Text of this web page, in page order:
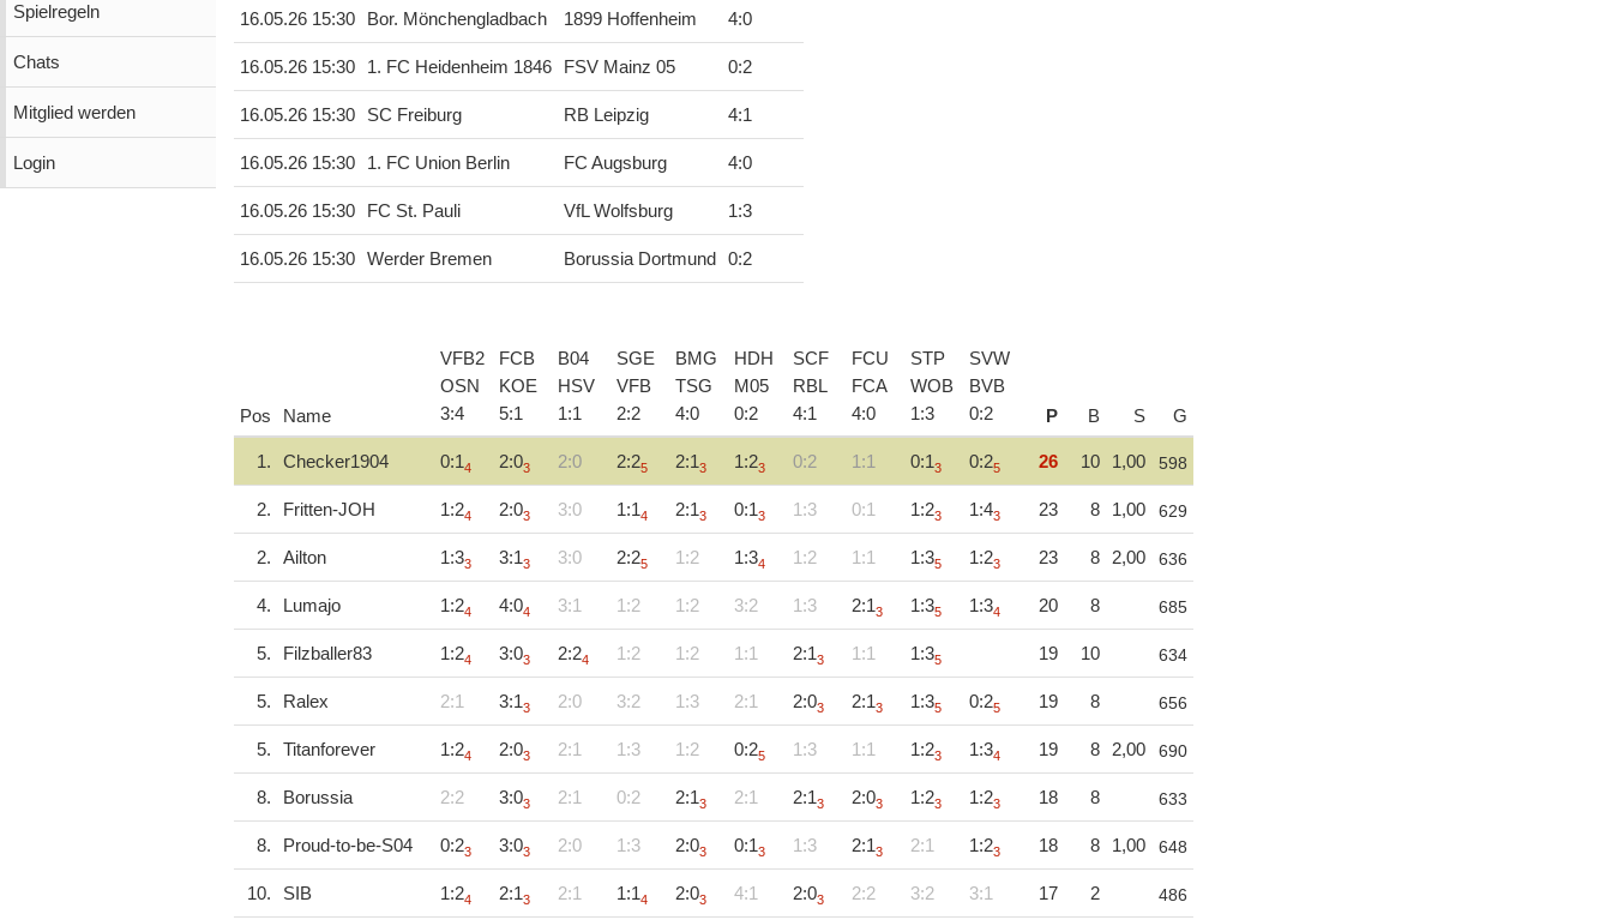
Spielregeln
Chats
Mitglied werden
Login
16.05.26 15:30 Bor. Mönchengladbach 1899 Hoffenheim 4:0
16.05.26 15:30 1. FC Heidenheim 1846 FSV Mainz 05 0:2
16.05.26 15:30 SC Freiburg RB Leipzig 4:1
16.05.26 15:30 1. FC Union Berlin FC Augsburg 4:0
16.05.26 15:30 FC St. Pauli VfL Wolfsburg 1:3
16.05.26 15:30 Werder Bremen Borussia Dortmund 0:2
Pos Name
VFB2
OSN
3:4
FCB
KOE
5:1
B04
HSV
1:1
SGE
VFB
2:2
BMG
TSG
4:0
HDH
M05
0:2
SCF
RBL
4:1
FCU
FCA
4:0
STP
WOB
1:3
SVW
BVB
0:2 P B S G
1. Checker1904 0:14 2:03 2:0 2:25 2:13 1:23 0:2 1:1 0:13 0:25 26 10 1,00 598
2. Fritten-JOH 1:24 2:03 3:0 1:14 2:13 0:13 1:3 0:1 1:23 1:43 23 8 1,00 629
2. Ailton 1:33 3:13 3:0 2:25 1:2 1:34 1:2 1:1 1:35 1:23 23 8 2,00 636
4. Lumajo 1:24 4:04 3:1 1:2 1:2 3:2 1:3 2:13 1:35 1:34 20 8 685
5. Filzballer83 1:24 3:03 2:24 1:2 1:2 1:1 2:13 1:1 1:35 19 10 634
5. Ralex 2:1 3:13 2:0 3:2 1:3 2:1 2:03 2:13 1:35 0:25 19 8 656
5. Titanforever 1:24 2:03 2:1 1:3 1:2 0:25 1:3 1:1 1:23 1:34 19 8 2,00 690
8. Borussia 2:2 3:03 2:1 0:2 2:13 2:1 2:13 2:03 1:23 1:23 18 8 633
8. Proud-to-be-S04 0:23 3:03 2:0 1:3 2:03 0:13 1:3 2:13 2:1 1:23 18 8 1,00 648
10. SIB 1:24 2:13 2:1 1:14 2:03 4:1 2:03 2:2 3:2 3:1 17 2 486